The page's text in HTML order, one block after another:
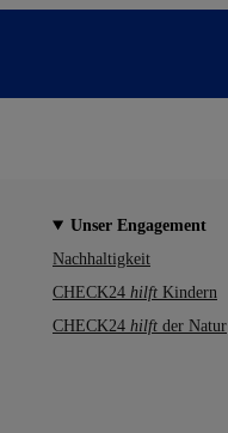
Unser Engagement
Nachhaltigkeit
CHECK24 hilft Kindern
CHECK24 hilft der Natur